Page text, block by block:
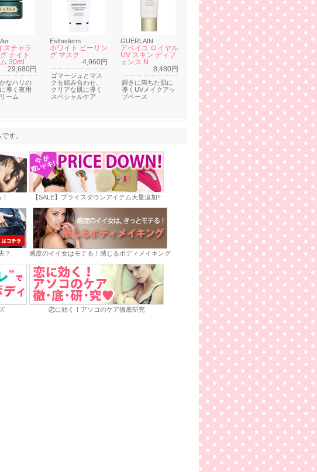
スチャラ
ナイト
30ml
29,680円
なハリの
導く夜用
ーム
Esthederm
ホワイト ピーリン
グ マスク
4,960円
ゴマージュとマス
クを組み合わせ、
クリアな肌に導く
スペシャルケア
GUERLAIN
アベイユ ロイヤル
UV スキン ディフ
ェンス N
8,480円
輝きに満ちた肌に
導くUVメイクアッ
プベース
す。
【SALE】プライスダウンアイテム大量追加!!
？ 感度のイイ女はモテる！感じるボディメイキング
恋に効く！アソコのケア徹底研究